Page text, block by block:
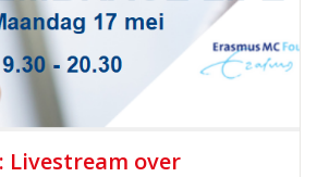
Livestream over